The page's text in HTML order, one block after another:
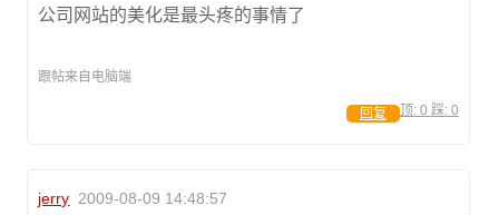
公司网站的美化是最头疼的事情了
跟帖来自电脑端
顶: 0 踩: 0
回复
jerry 2009-08-09 14:48:57